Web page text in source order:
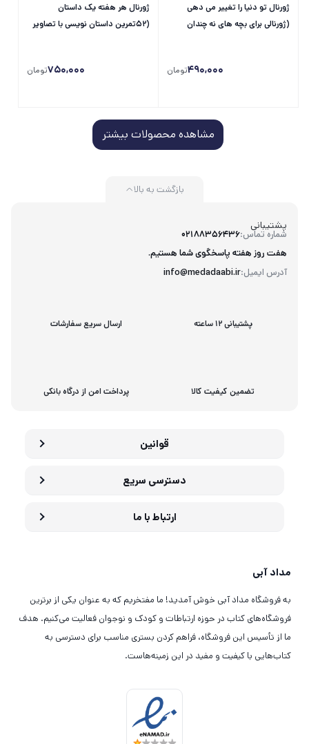
ژورنال تو دنیا را تغییر می دهی
(ژورنالی برای بچه های نه چندان
490,000تومان
ژورنال هر هفته یک داستان
(52تمرین داستان نویسی با تصاویر
750,000تومان
مشاهده محصولات بیشتر
پشتیبانی
شماره تماس:02188356436
آدرس ایمیل:info@medadaabi.ir
هفت روز هفته پاسخگوی شما هستیم.
بازگشت به بالا
پشتیبانی 12 ساعته ارسال سریع سفارشات
تضمین کیفیت کالا پرداخت امن از درگاه بانکی
قوانین
دسترسی سریع
ارتباط با ما
مداد آبی
به فروشگاه مداد آبی خوش آمدید! ما مفتخریم که به عنوان یکی از برترین
فروشگاه‌های کتاب در حوزه ارتباطات و کودک و نوجوان فعالیت می‌کنیم. هدف
ما از تأسیس این فروشگاه، فراهم کردن بستری مناسب برای دسترسی به
کتاب‌هایی با کیفیت و مفید در این زمینه‌هاست.